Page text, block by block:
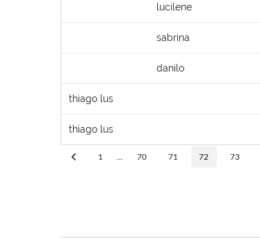
lucilene
sabrina
danilo
thiago lus
thiago lus
1 70 71 72 73